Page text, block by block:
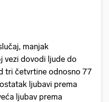
manjak
vezi dovodi ljude do
tri četvrtine odnosno 77
ljubavi prema
ljubav prema